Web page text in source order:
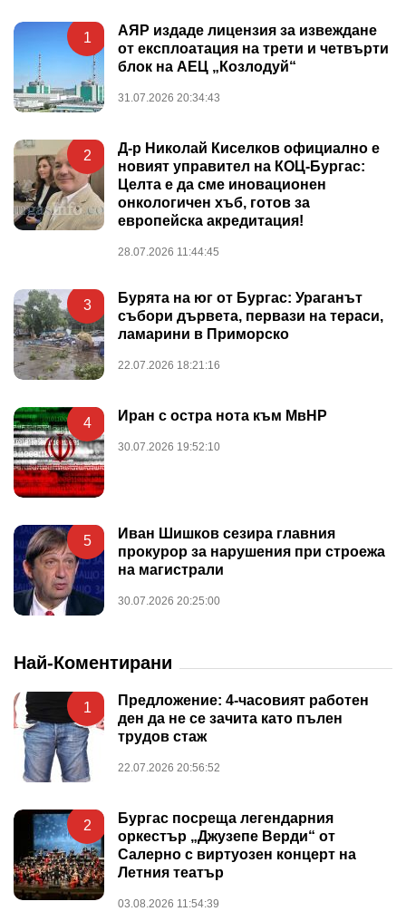
1
АЯР издаде лицензия за извеждане
от експлоатация на трети и четвърти
блок на АЕЦ „Козлодуй“
31.07.2026 20:34:43
2
Д-р Николай Киселков официално е
новият управител на КОЦ-Бургас:
Целта е да сме иновационен
онкологичен хъб, готов за
европейска акредитация!
28.07.2026 11:44:45
3
Бурята на юг от Бургас: Ураганът
събори дървета, первази на тераси,
ламарини в Приморско
22.07.2026 18:21:16
4 Иран с остра нота към МвНР
30.07.2026 19:52:10
5
Иван Шишков сезира главния
прокурор за нарушения при строежа
на магистрали
30.07.2026 20:25:00
Най-Коментирани
1
Предложение: 4-часовият работен
ден да не се зачита като пълен
трудов стаж
22.07.2026 20:56:52
2
Бургас посреща легендарния
оркестър „Джузепе Верди“ от
Салерно с виртуозен концерт на
Летния театър
03.08.2026 11:54:39